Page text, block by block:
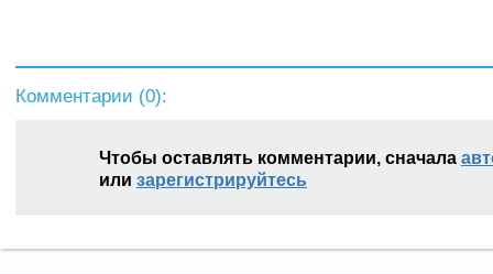
Комментарии (0):
Чтобы оставлять комментарии, сначала
или зарегистрируйтесь